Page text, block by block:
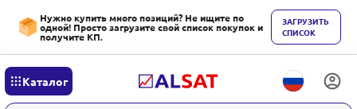
Нужно купить много позиций? Не ищите по
одной! Просто загрузите свой список покупок и
получите КП.
ЗАГРУЗИТЬ
СПИСОК
Каталог